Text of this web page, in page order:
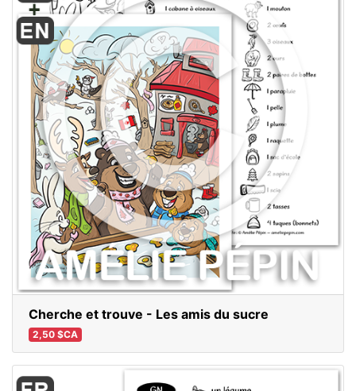
Cherche et trouve - Les amis du sucre
2,50 $CA